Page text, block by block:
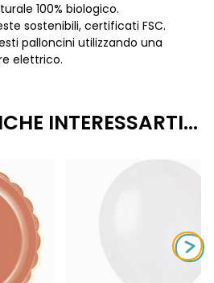
100% biologico.
sostenibili, certificati FSC.
palloncini utilizzando una
elettrico.
INTERESSARTI...